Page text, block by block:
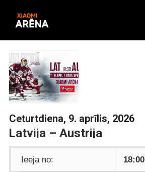
Ceturtdiena, 9. aprīlis, 2026
Latvija – Austrija
Ieeja no: 18:00